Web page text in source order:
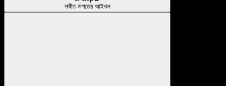
সঙ্গীত জগতের আইকন